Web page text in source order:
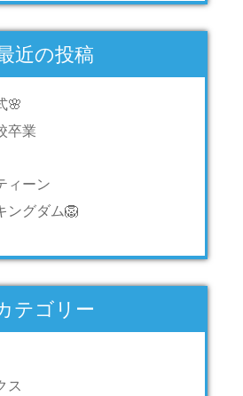
近の投稿
🌸
卒業
ィーン
ングダム🦁
テゴリー
ス